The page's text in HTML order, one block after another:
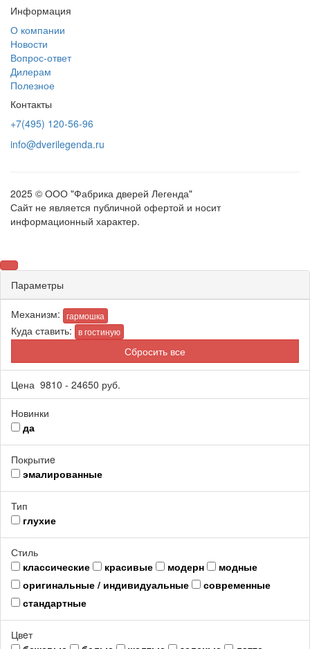
Информация
О компании
Новости
Вопрос-ответ
Дилерам
Полезное
Контакты
+7(495) 120-56-96
info@dverilegenda.ru
2025 © ООО "Фабрика дверей Легенда"
Сайт не является публичной офертой и носит
информационный характер.
Параметры
Механизм: гармошка
Куда ставить: в гостиную
Сбросить все
Цена 9810 - 24650 руб.
Новинки
да
Покрытиe
эмалированные
Тип
глухие
Стиль
классические
красивые модерн
модные
оригинальные / индивидуальные
современные
стандартные
Цвeт